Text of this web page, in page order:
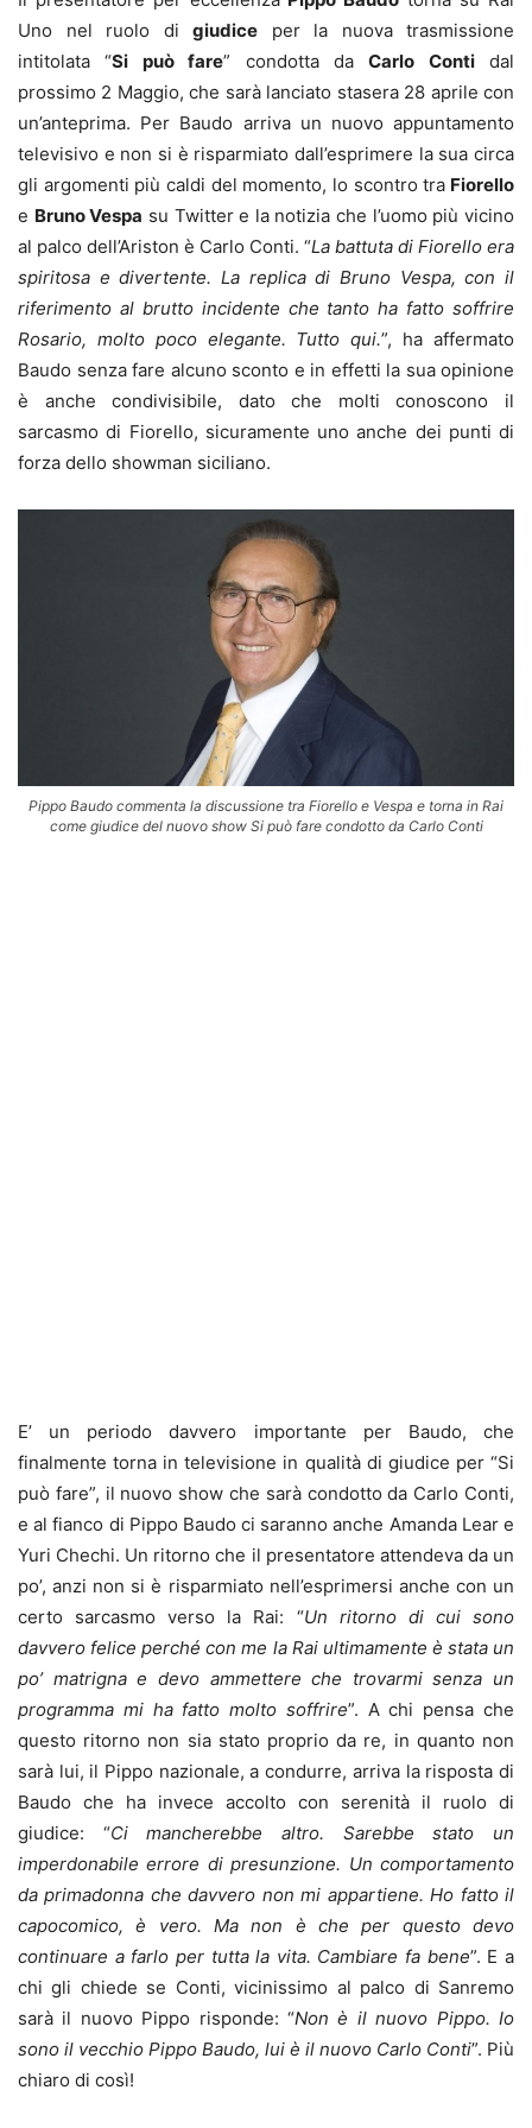
Uno nel ruolo di giudice per la nuova trasmissione
intitolata “Si può fare” condotta daCarlo Contidal
prossimo 2 Maggio, che sarà lanciato stasera 28 aprile con
un’anteprima. Per Baudo arriva un nuovo appuntamento
televisivo e non si è risparmiato dall’esprimere la sua circa
gli argomenti più caldi del momento, lo scontro tra Fiorello
e Bruno Vespa su Twitter e la notizia che l’uomo più vicino
al palco dell’Ariston è Carlo Conti. “La battuta di Fiorello era
spiritosa e divertente. La replica di Bruno Vespa, con il
riferimento al brutto incidente che tanto ha fatto soffrire
Rosario, molto poco elegante. Tutto qui.”, ha affermato
Baudo senza fare alcuno sconto e in effetti la sua opinione
è anche condivisibile, dato che molti conoscono il
sarcasmo di Fiorello, sicuramente uno anche dei punti di
forza dello showman siciliano.
Pippo Baudo commenta la discussione tra Fiorello e Vespa e torna in Rai
come giudice del nuovo show Si può fare condotto da Carlo Conti
E’ un periodo davvero importante per Baudo, che
finalmente torna in televisione in qualità di giudice per “Si
può fare”, il nuovo show che sarà condotto da Carlo Conti,
e al fianco di Pippo Baudo ci saranno anche Amanda Lear e
Yuri Chechi. Un ritorno che il presentatore attendeva da un
po’, anzi non si è risparmiato nell’esprimersi anche con un
certo sarcasmo verso la Rai: “Un ritorno di cui sono
davvero felice perché con me la Rai ultimamente è stata un
po’ matrigna e devo ammettere che trovarmi senza un
programma mi ha fatto molto soffrire”. A chi pensa che
questo ritorno non sia stato proprio da re, in quanto non
sarà lui, il Pippo nazionale, a condurre, arriva la risposta di
Baudo che ha invece accolto con serenità il ruolo di
giudice: “Ci mancherebbe altro. Sarebbe stato un
imperdonabile errore di presunzione. Un comportamento
da primadonna che davvero non mi appartiene. Ho fatto il
capocomico, è vero. Ma non è che per questo devo
continuare a farlo per tutta la vita. Cambiare fa bene”. E a
chi gli chiede se Conti, vicinissimo al palco di Sanremo
sarà il nuovo Pippo risponde: “Non è il nuovo Pippo. Io
sono il vecchio Pippo Baudo, lui è il nuovo Carlo Conti”. Più
chiaro di così!